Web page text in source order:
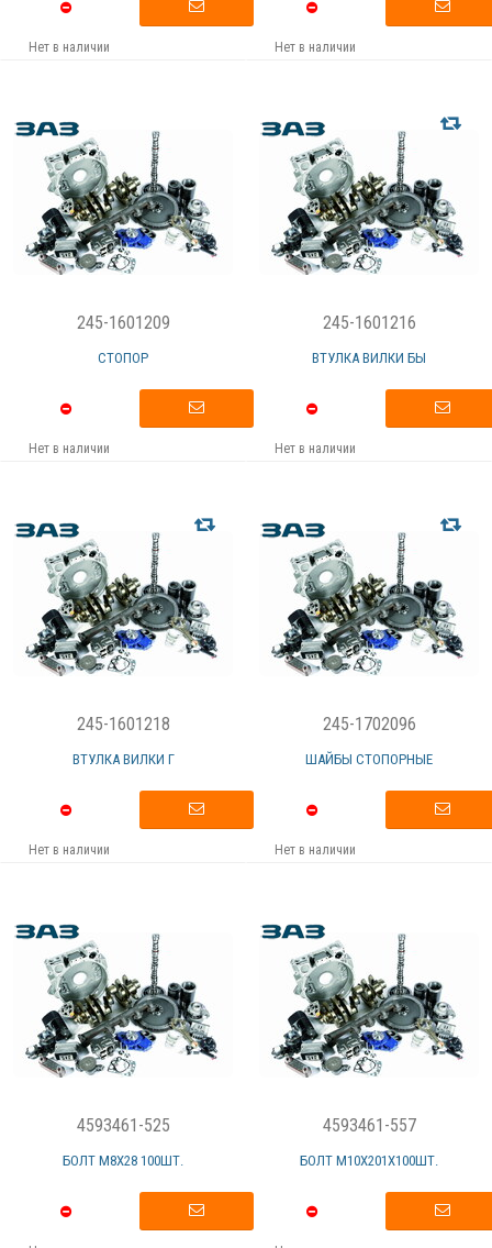
Нет в наличии Нет в наличии
245-1601209
СТОПОР
Нет в наличии
245-1601216
ВТУЛКА ВИЛКИ БЫ
Нет в наличии
245-1601218
ВТУЛКА ВИЛКИ Г
Нет в наличии
245-1702096
ШАЙБЫ СТОПОРНЫЕ
Нет в наличии
4593461-525
БОЛТ М8Х28 100ШТ.
4593461-557
БОЛТ M10X201Х100ШТ.